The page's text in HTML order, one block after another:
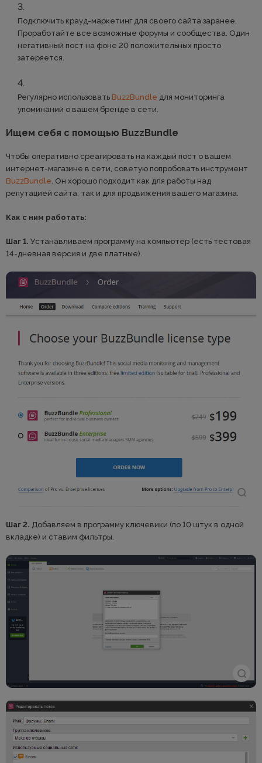
Подключить крауд-маркетинг для своего сайта заранее.
Проработайте все возможные форумы и сообщества. Один
негативный пост на фоне 20 положительных просто
затеряется.
Регулярно использовать BuzzBundle для мониторинга
упоминаний о вашем бренде в сети.
Ищем себя с помощью BuzzBundle
Чтобы оперативно среагировать на каждый пост о вашем
интернет-магазине в сети, советую попробовать инструмент
BuzzBundle. Он хорошо подходит как для работы над
репутацией сайта, так и для продвижения вашего магазина.
Как с ним работать:
Шаг 1. Устанавливаем программу на компьютер (есть тестовая
14-дневная версия и две платные).
Шаг 2. Добавляем в программу ключевики (по 10 штук в одной
вкладке) и ставим фильтры.